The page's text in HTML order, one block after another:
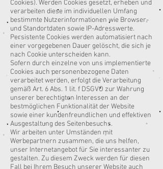
Cookies). Werden Cookies gesetzt, erheben und
verarbeiten diese im individuellen Umfang
bestimmte Nutzerinformationen wie Browser-
und Standortdaten sowie IP-Adresswerte.
Persistente Cookies werden automatisiert nach
einer vorgegebenen Dauer gelöscht, die sich je
nach Cookie unterscheiden kann.
Sofern durch einzelne von uns implementierte
Cookies auch personenbezogene Daten
verarbeitet werden, erfolgt die Verarbeitung
gemäß Art. 6 Abs. 1 lit. f DSGVO zur Wahrung
unserer berechtigten Interessen an der
bestmöglichen Funktionalität der Website
sowie einer kundenfreundlichen und effektiven
Ausgestaltung des Seitenbesuchs.
Wir arbeiten unter Umständen mit
Werbepartnern zusammen, die uns helfen,
unser Internetangebot für Sie interessanter zu
gestalten. Zu diesem Zweck werden für diesen